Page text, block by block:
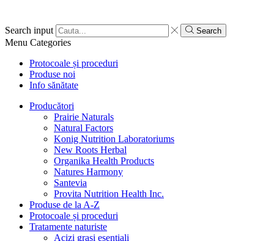
Search input Search
Menu Categories
Protocoale și proceduri
Produse noi
Info sănătate
Producători
Prairie Naturals
Natural Factors
Konig Nutrition Laboratoriums
New Roots Herbal
Organika Health Products
Natures Harmony
Santevia
Provita Nutrition Health Inc.
Produse de la A-Z
Protocoale și proceduri
Tratamente naturiste
Acizi grași esențiali